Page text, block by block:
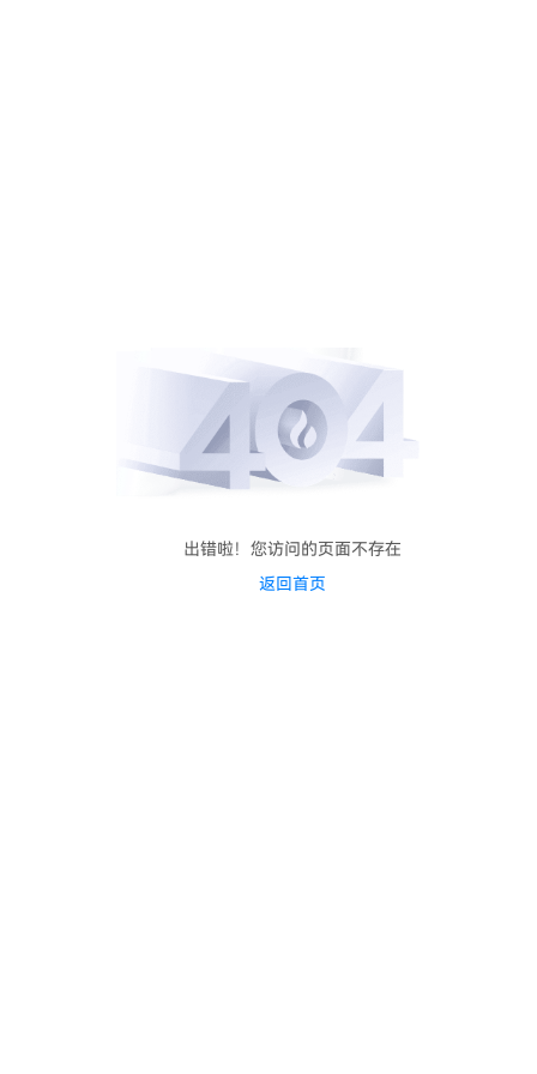
出错啦！您访问的页面不存在
返回首页